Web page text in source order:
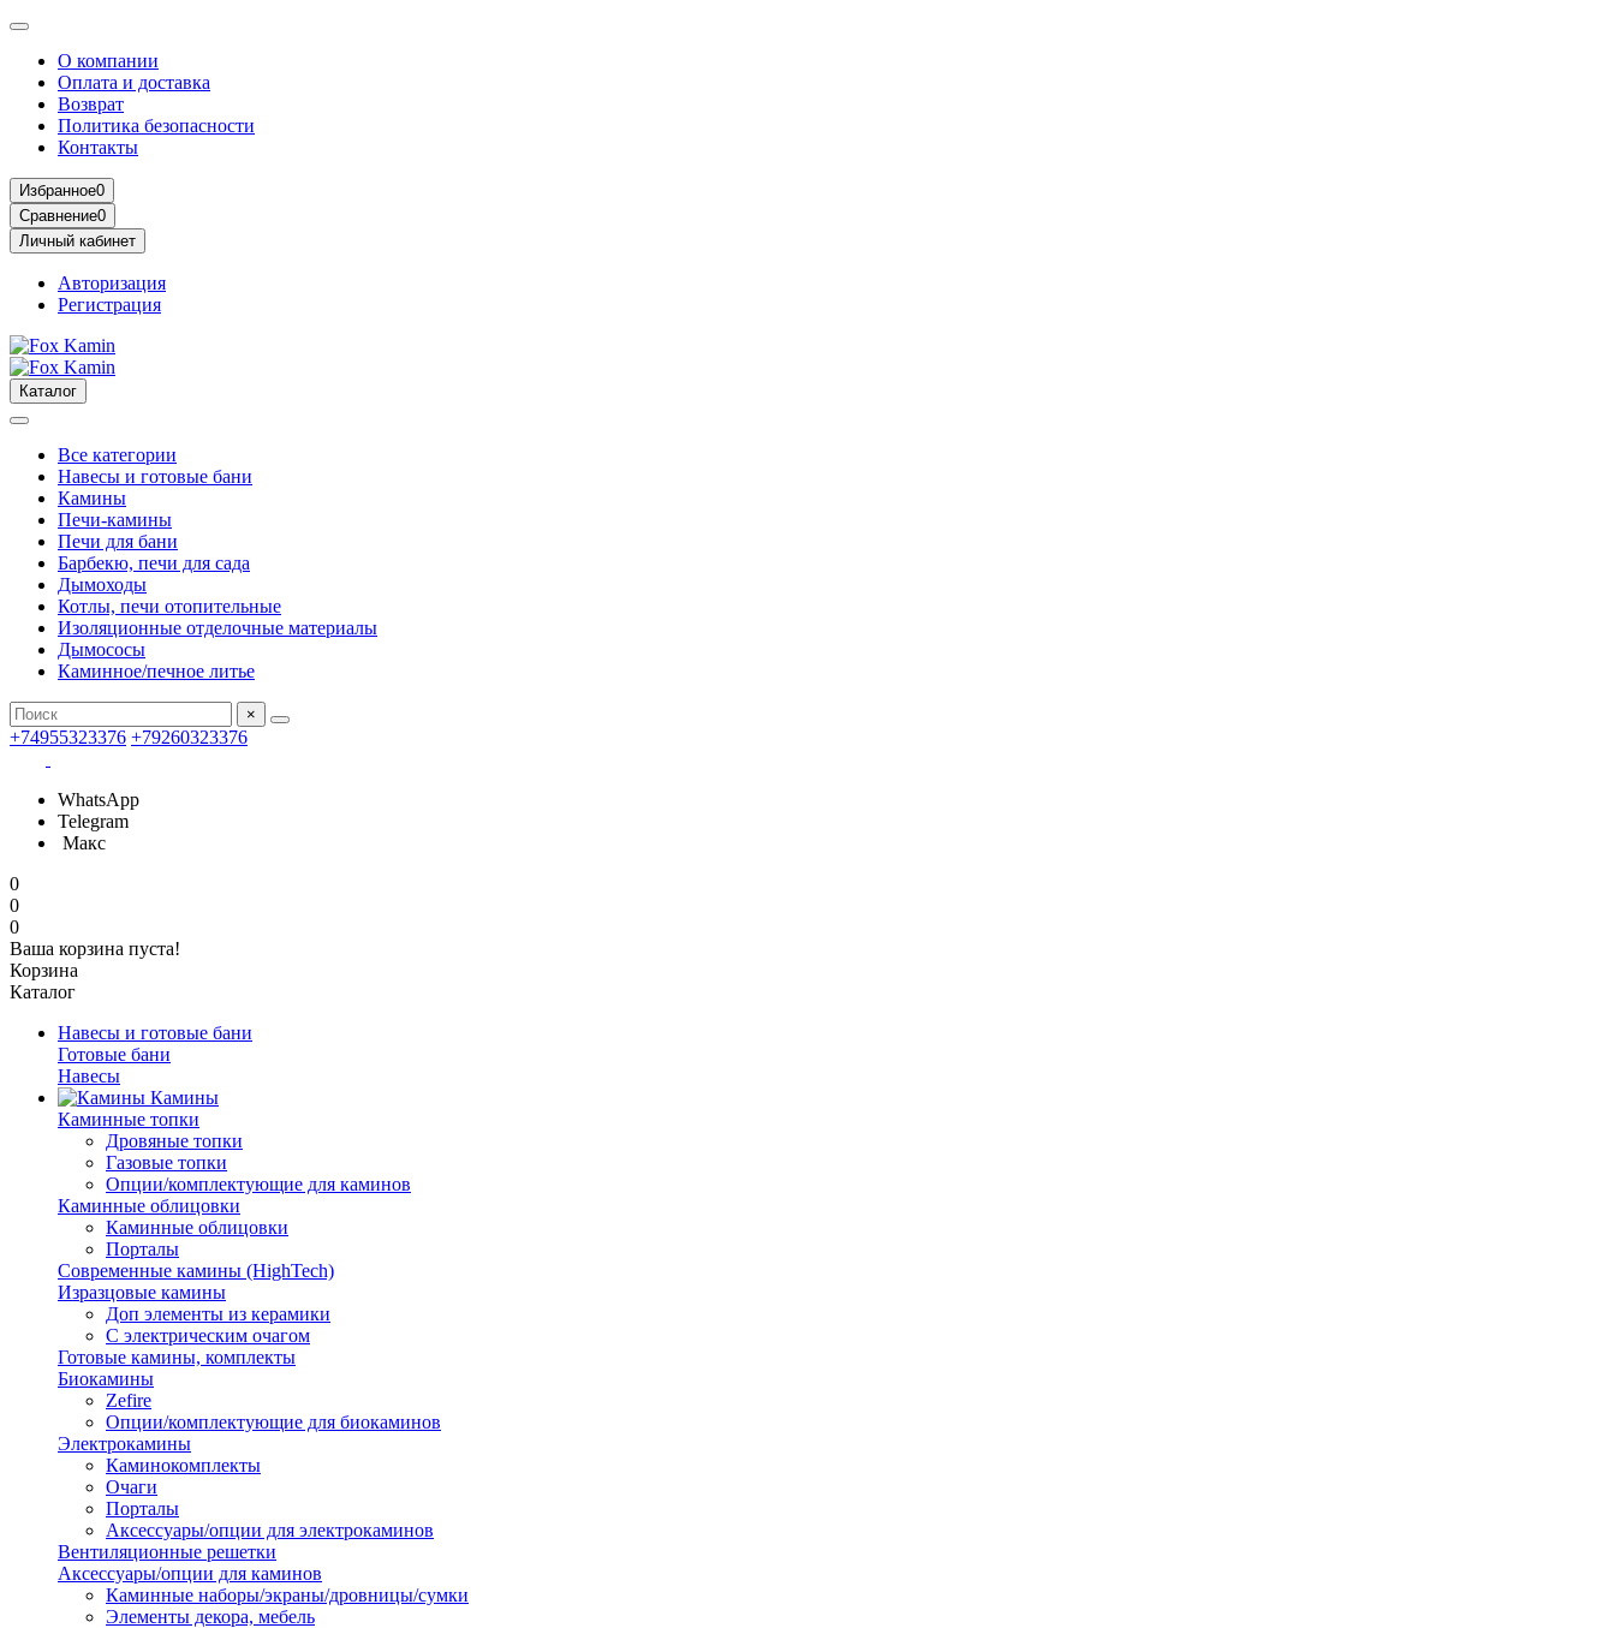
О компании
Оплата и доставка
Возврат
Политика безопасности
Контакты
Избранное0
Сравнение0
Личный кабинет
Авторизация
Регистрация
Каталог
Все категории
Навесы и готовые бани
Камины
Печи-камины
Печи для бани
Барбекю, печи для сада
Дымоходы
Котлы, печи отопительные
Изоляционные отделочные материалы
Дымососы
Каминное/печное литье
×
+74955323376 +79260323376
WhatsApp
Telegram
Макс
0
0
0
Ваша корзина пуста!
Корзина
Каталог
Навесы и готовые бани
Готовые бани
Навесы
Камины
Каминные топки
Дровяные топки
Газовые топки
Опции/комплектующие для каминов
Каминные облицовки
Каминные облицовки
Порталы
Современные камины (HighTech)
Изразцовые камины
Доп элементы из керамики
С электрическим очагом
Готовые камины, комплекты
Биокамины
Zefire
Опции/комплектующие для биокаминов
Электрокамины
Каминокомплекты
Очаги
Порталы
Аксессуары/опции для электрокаминов
Вентиляционные решетки
Аксессуары/опции для каминов
Каминные наборы/экраны/дровницы/сумки
Элементы декора, мебель